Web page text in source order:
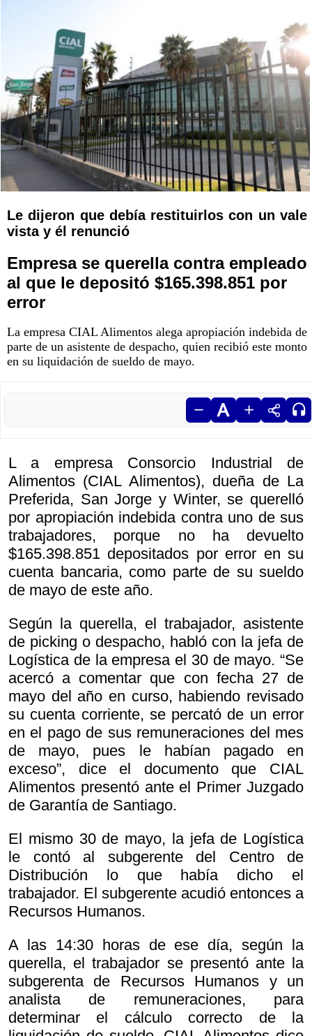
Le dijeron que debía restituirlos con un vale
vista y él renunció
Empresa se querella contra empleado
al que le depositó $165.398.851 por
error
La empresa CIAL Alimentos alega apropiación indebida de
parte de un asistente de despacho, quien recibió este monto
en su liquidación de sueldo de mayo.
L a empresa Consorcio Industrial de
Alimentos (CIAL Alimentos), dueña de La
Preferida, San Jorge y Winter, se querelló
por apropiación indebida contra uno de sus
trabajadores, porque no ha devuelto
$165.398.851 depositados por error en su
cuenta bancaria, como parte de su sueldo
de mayo de este año.
Según la querella, el trabajador, asistente
de picking o despacho, habló con la jefa de
Logística de la empresa el 30 de mayo. “Se
acercó a comentar que con fecha 27 de
mayo del año en curso, habiendo revisado
su cuenta corriente, se percató de un error
en el pago de sus remuneraciones del mes
de mayo, pues le habían pagado en
exceso”, dice el documento que CIAL
Alimentos presentó ante el Primer Juzgado
de Garantía de Santiago.
El mismo 30 de mayo, la jefa de Logística
le contó al subgerente del Centro de
Distribución lo que había dicho el
trabajador. El subgerente acudió entonces a
Recursos Humanos.
A las 14:30 horas de ese día, según la
querella, el trabajador se presentó ante la
subgerenta de Recursos Humanos y un
analista de remuneraciones, para
determinar el cálculo correcto de la